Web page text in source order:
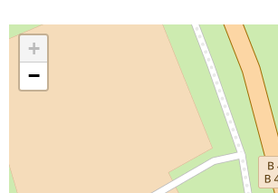
+
−